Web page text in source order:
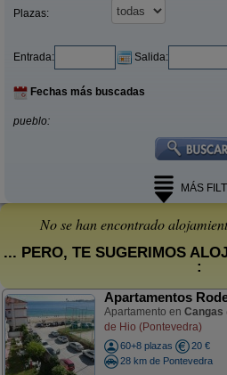
Plazas:
Entrada: Salida:
Fechas más buscadas
pueblo:
MÁS
No se han encontrado
... PERO, TE SUGERIMOS
:
Apartamentos
Apartamento en Cangas
de Hio (Pontevedra)
60+8 plazas
20 €
28 km de Pontevedra